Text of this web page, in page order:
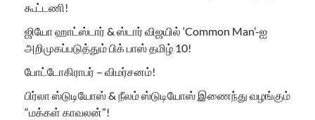
கூட்டணி!
ஜியோ ஹாட்ஸ்டார் & ஸ்டார் விஜயில் ‘Common Man’-ஐ
அறிமுகப்படுத்தும் பிக் பாஸ் தமிழ் 10!
போட்டோகிராபர் – விமர்சனம்!
பிர்லா ஸ்டுடியோஸ் & நீலம் ஸ்டுடியோஸ் இணைந்து வழங்கும்
“மக்கள் காவலன்”!